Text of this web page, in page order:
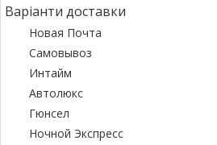
Варіанти доставки
Новая Почта
Самовывоз
Интайм
Автолюкс
Гюнсел
Ночной Экспресс